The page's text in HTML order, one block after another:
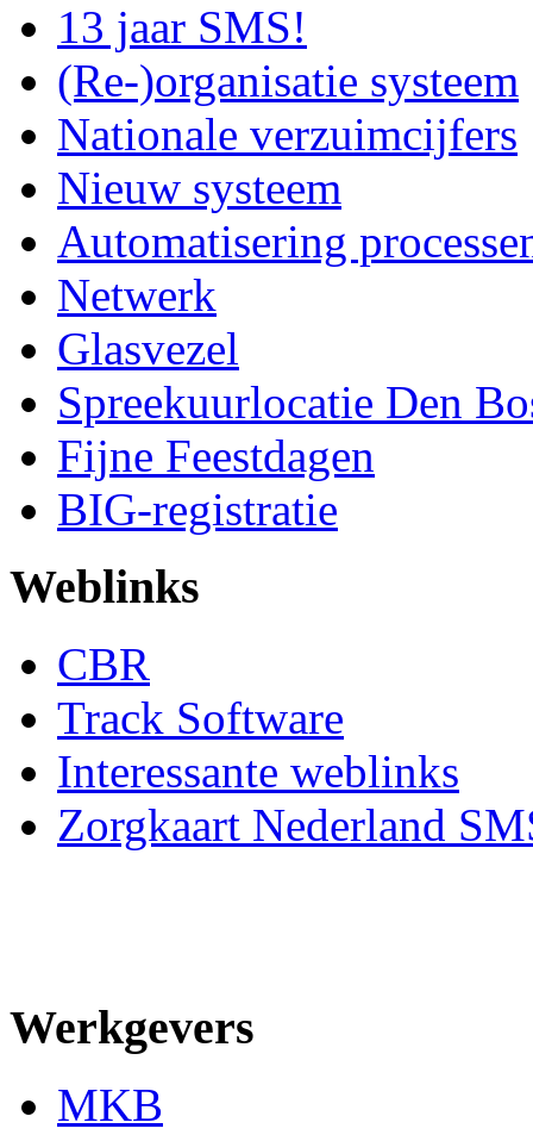
13 jaar SMS!
(Re-)organisatie systeem
Nationale verzuimcijfers
Nieuw systeem
Automatisering
Netwerk
Glasvezel
Spreekuurlocatie Den
Fijne Feestdagen
BIG-registratie
Weblinks
CBR
Track Software
Interessante weblinks
Zorgkaart Nederland
Werkgevers
MKB